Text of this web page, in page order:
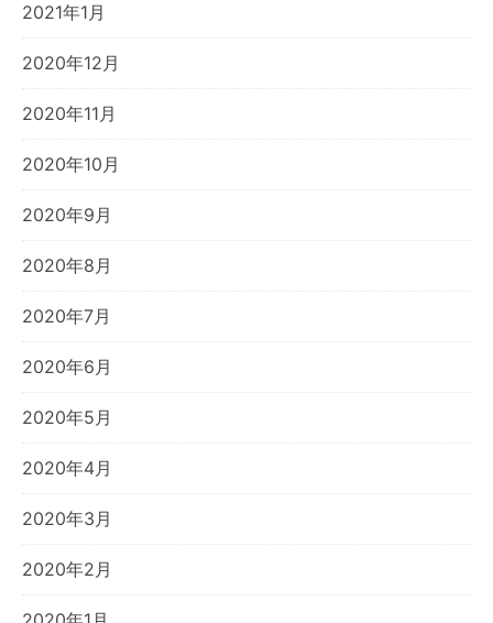
2021年1月
2020年12月
2020年11月
2020年10月
2020年9月
2020年8月
2020年7月
2020年6月
2020年5月
2020年4月
2020年3月
2020年2月